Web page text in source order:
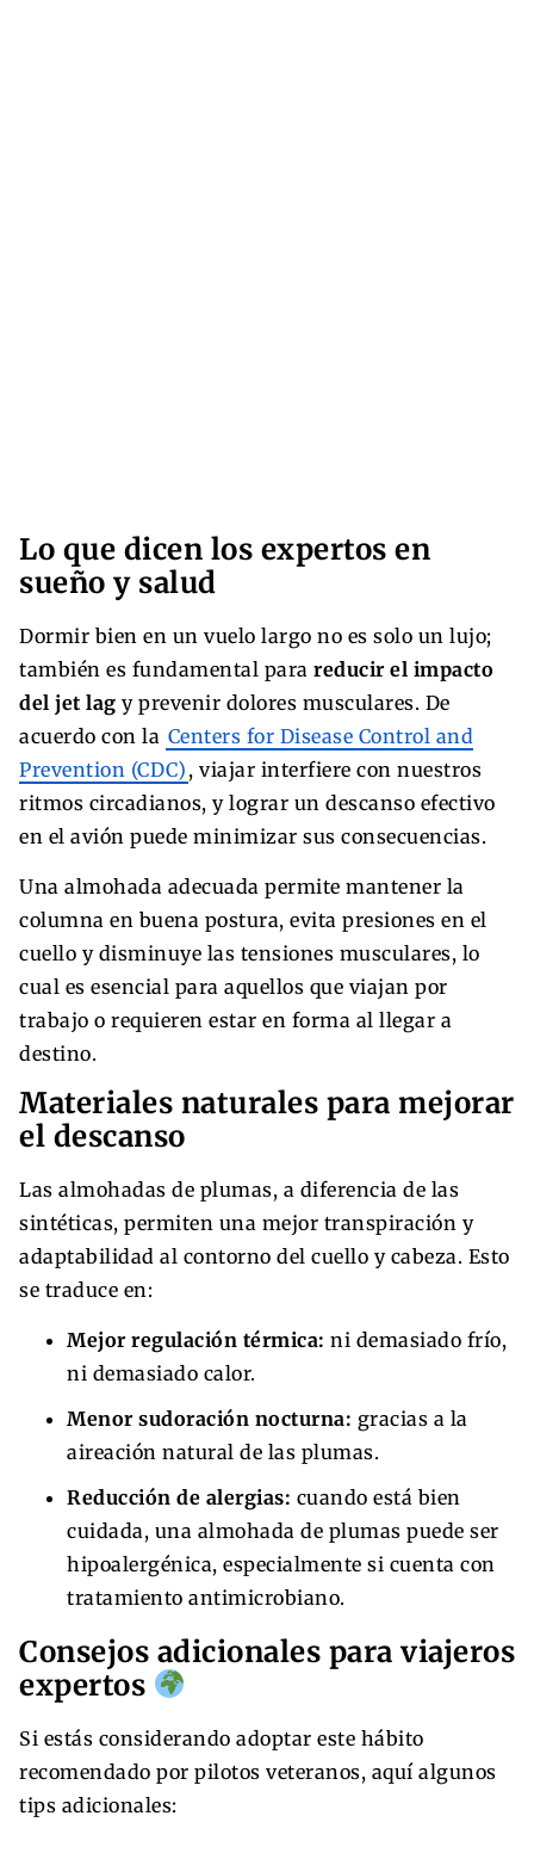
Lo que dicen los expertos en
sueño y salud
Dormir bien en un vuelo largo no es solo un lujo;
también es fundamental para reducir el impacto
del jet lag y prevenir dolores musculares. De
acuerdo con la Centers for Disease Control and
Prevention (CDC) , viajar interfiere con nuestros
ritmos circadianos, y lograr un descanso efectivo
en el avión puede minimizar sus consecuencias.
Una almohada adecuada permite mantener la
columna en buena postura, evita presiones en el
cuello y disminuye las tensiones musculares, lo
cual es esencial para aquellos que viajan por
trabajo o requieren estar en forma al llegar a
destino.
Materiales naturales para mejorar
el descanso
Las almohadas de plumas, a diferencia de las
sintéticas, permiten una mejor transpiración y
adaptabilidad al contorno del cuello y cabeza. Esto
se traduce en:
Mejor regulación térmica: ni demasiado frío,
ni demasiado calor.
Menor sudoración nocturna: gracias a la
aireación natural de las plumas.
Reducción de alergias: cuando está bien
cuidada, una almohada de plumas puede ser
hipoalergénica, especialmente si cuenta con
tratamiento antimicrobiano.
Consejos adicionales para viajeros
expertos
Si estás considerando adoptar este hábito
recomendado por pilotos veteranos, aquí algunos
tips adicionales: